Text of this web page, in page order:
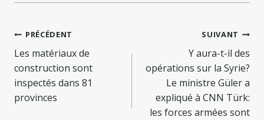
Navigation
de
l’article
PRÉCÉDENT
Les matériaux de
construction sont
inspectés dans 81
provinces
SUIVANT
Y aura-t-il des
opérations sur la Syrie?
Le ministre Güler a
expliqué à CNN Türk:
les forces armées sont